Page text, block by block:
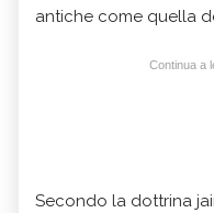
antiche come quella
Continua a
Secondo la dottrina